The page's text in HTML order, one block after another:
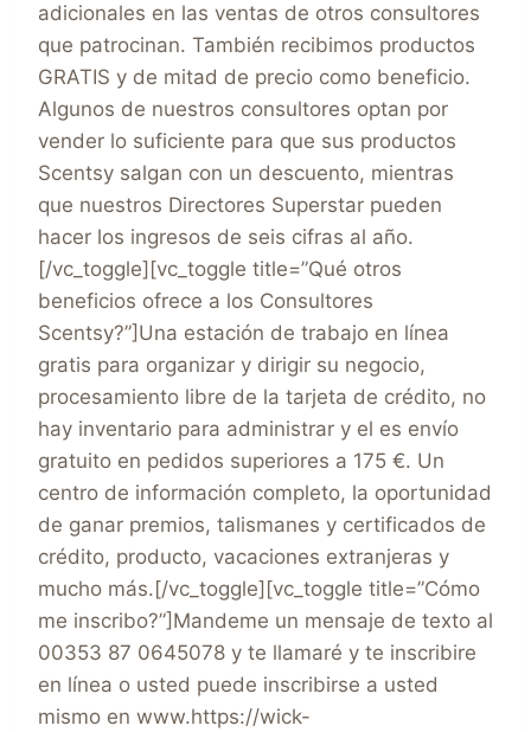
adicionales en las ventas de otros consultores
que patrocinan. También recibimos productos
GRATIS y de mitad de precio como beneficio.
Algunos de nuestros consultores optan por
vender lo suficiente para que sus productos
Scentsy salgan con un descuento, mientras
que nuestros Directores Superstar pueden
hacer los ingresos de seis cifras al año.
[/vc_toggle][vc_toggle title=”Qué otros
beneficios ofrece a los Consultores
Scentsy?”]Una estación de trabajo en línea
gratis para organizar y dirigir su negocio,
procesamiento libre de la tarjeta de crédito, no
hay inventario para administrar y el es envío
gratuito en pedidos superiores a 175 €. Un
centro de información completo, la oportunidad
de ganar premios, talismanes y certificados de
crédito, producto, vacaciones extranjeras y
mucho más.[/vc_toggle][vc_toggle title=”Cómo
me inscribo?”]Mandeme un mensaje de texto al
00353 87 0645078 y te llamaré y te inscribire
en línea o usted puede inscribirse a usted
mismo en www.https://wick-